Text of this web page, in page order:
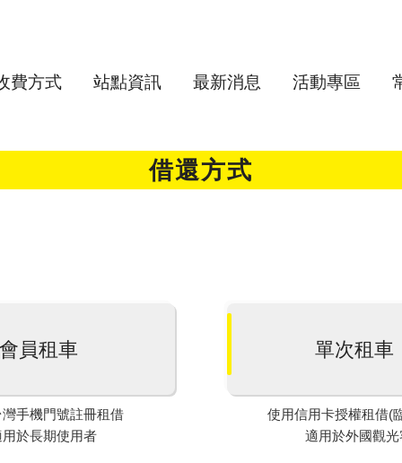
費方式 站點資訊 最新消息 活動專區
借還方式
員租車
手機門號註冊租借
用於長期使用者
單次租車
使用信用卡授權租借(
適用於外國觀光